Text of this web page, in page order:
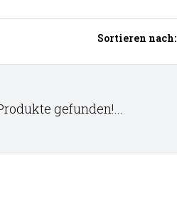
Sortieren nach:
gefunden!...